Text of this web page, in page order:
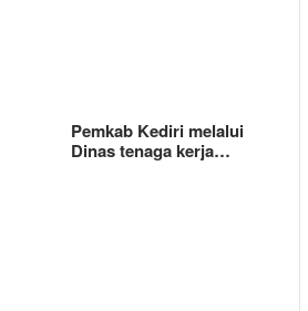
Pemkab Kediri melalui
Dinas tenaga kerja…